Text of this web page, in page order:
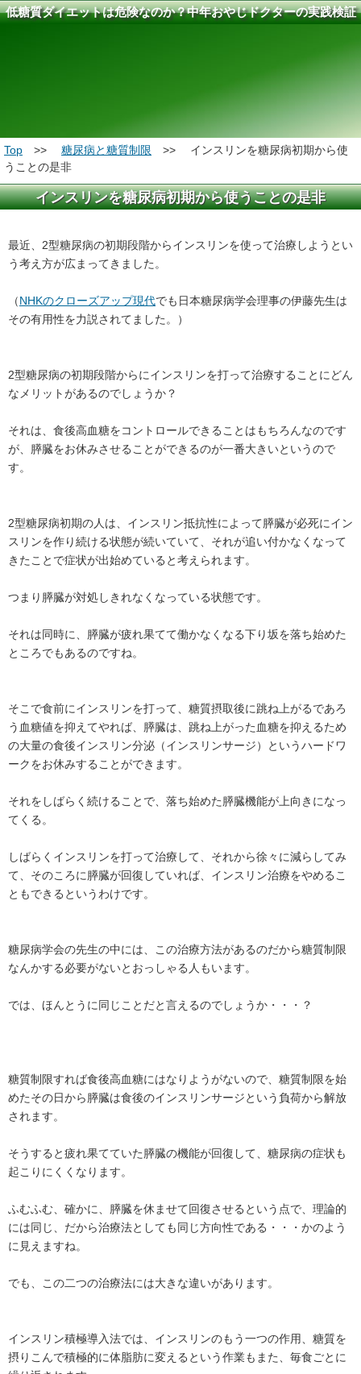
低糖質ダイエットは危険なのか？中年おやじドクターの実践検証
Top >> 糖尿病と糖質制限 >> インスリンを糖尿病初期から使
うことの是非
インスリンを糖尿病初期から使うことの是非
最近、2型糖尿病の初期段階からインスリンを使って治療しようとい
う考え方が広まってきました。
（NHKのクローズアップ現代でも日本糖尿病学会理事の伊藤先生は
その有用性を力説されてました。）
2型糖尿病の初期段階からにインスリンを打って治療することにどん
なメリットがあるのでしょうか？
それは、食後高血糖をコントロールできることはもちろんなのです
が、膵臓をお休みさせることができるのが一番大きいというので
す。
2型糖尿病初期の人は、インスリン抵抗性によって膵臓が必死にイン
スリンを作り続ける状態が続いていて、それが追い付かなくなって
きたことで症状が出始めていると考えられます。
つまり膵臓が対処しきれなくなっている状態です。
それは同時に、膵臓が疲れ果てて働かなくなる下り坂を落ち始めた
ところでもあるのですね。
そこで食前にインスリンを打って、糖質摂取後に跳ね上がるであろ
う血糖値を抑えてやれば、膵臓は、跳ね上がった血糖を抑えるため
の大量の食後インスリン分泌（インスリンサージ）というハードワ
ークをお休みすることができます。
それをしばらく続けることで、落ち始めた膵臓機能が上向きになっ
てくる。
しばらくインスリンを打って治療して、それから徐々に減らしてみ
て、そのころに膵臓が回復していれば、インスリン治療をやめるこ
ともできるというわけです。
糖尿病学会の先生の中には、この治療方法があるのだから糖質制限
なんかする必要がないとおっしゃる人もいます。
では、ほんとうに同じことだと言えるのでしょうか・・・？
糖質制限すれば食後高血糖にはなりようがないので、糖質制限を始
めたその日から膵臓は食後のインスリンサージという負荷から解放
されます。
そうすると疲れ果てていた膵臓の機能が回復して、糖尿病の症状も
起こりにくくなります。
ふむふむ、確かに、膵臓を休ませて回復させるという点で、理論的
には同じ、だから治療法としても同じ方向性である・・・かのよう
に見えますね。
でも、この二つの治療法には大きな違いがあります。
インスリン積極導入法では、インスリンのもう一つの作用、糖質を
摂りこんで積極的に体脂肪に変えるという作業もまた、毎食ごとに